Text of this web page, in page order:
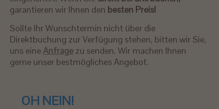
garantieren wir Ihnen den besten Preis!
Sollte Ihr Wunschtermin nicht über die
Direktbuchung zur Verfügung stehen, bitten wir Sie,
uns eine Anfrage zu senden. Wir machen Ihnen
gerne unser bestmögliches Angebot.
OH NEIN!